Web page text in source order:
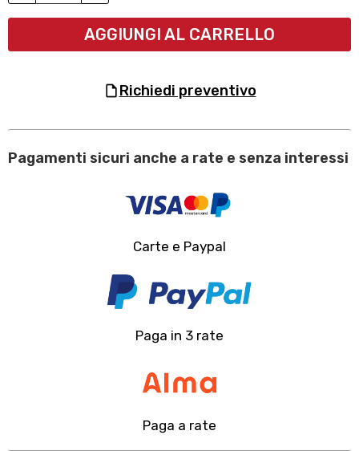
AGGIUNGI AL CARRELLO
richiedi preventivo
Pagamenti sicuri anche a rate e senza interessi
Carte e Paypal
Paga in 3 rate
Paga a rate